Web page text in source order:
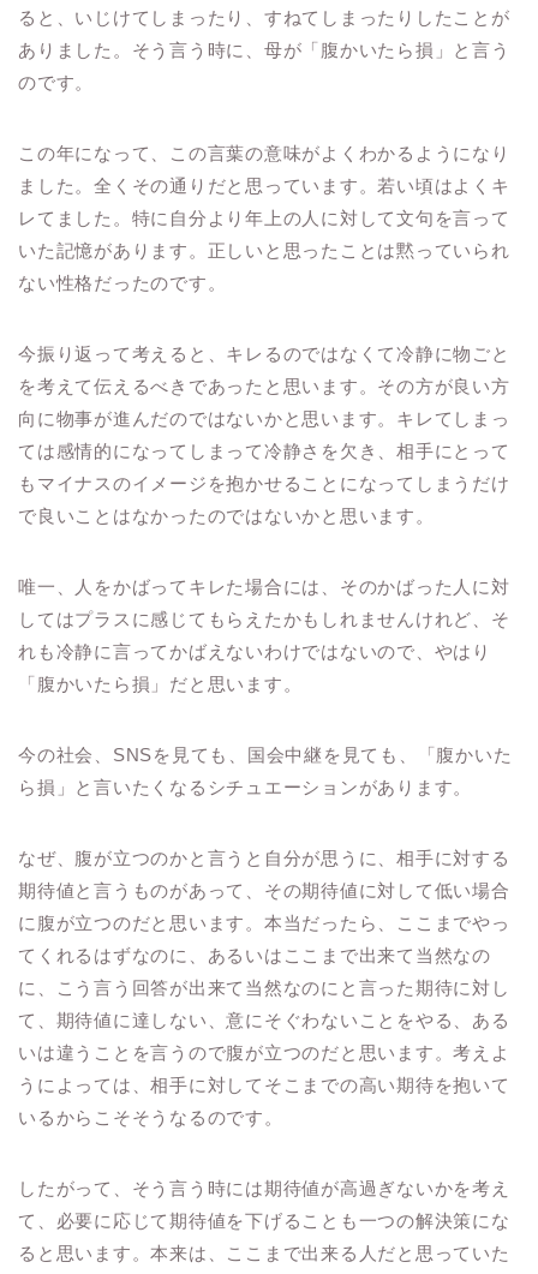
ると、いじけてしまったり、すねてしまったりしたことが
ありました。そう言う時に、母が「腹かいたら損」と言う
のです。
この年になって、この言葉の意味がよくわかるようになり
ました。全くその通りだと思っています。若い頃はよくキ
レてました。特に自分より年上の人に対して文句を言って
いた記憶があります。正しいと思ったことは黙っていられ
ない性格だったのです。
今振り返って考えると、キレるのではなくて冷静に物ごと
を考えて伝えるべきであったと思います。その方が良い方
向に物事が進んだのではないかと思います。キレてしまっ
ては感情的になってしまって冷静さを欠き、相手にとって
もマイナスのイメージを抱かせることになってしまうだけ
で良いことはなかったのではないかと思います。
唯一、人をかばってキレた場合には、そのかばった人に対
してはプラスに感じてもらえたかもしれませんけれど、そ
れも冷静に言ってかばえないわけではないので、やはり
「腹かいたら損」だと思います。
今の社会、SNSを見ても、国会中継を見ても、「腹かいた
ら損」と言いたくなるシチュエーションがあります。
なぜ、腹が立つのかと言うと自分が思うに、相手に対する
期待値と言うものがあって、その期待値に対して低い場合
に腹が立つのだと思います。本当だったら、ここまでやっ
てくれるはずなのに、あるいはここまで出来て当然なの
に、こう言う回答が出来て当然なのにと言った期待に対し
て、期待値に達しない、意にそぐわないことをやる、ある
いは違うことを言うので腹が立つのだと思います。考えよ
うによっては、相手に対してそこまでの高い期待を抱いて
いるからこそそうなるのです。
したがって、そう言う時には期待値が高過ぎないかを考え
て、必要に応じて期待値を下げることも一つの解決策にな
ると思います。本来は、ここまで出来る人だと思っていた